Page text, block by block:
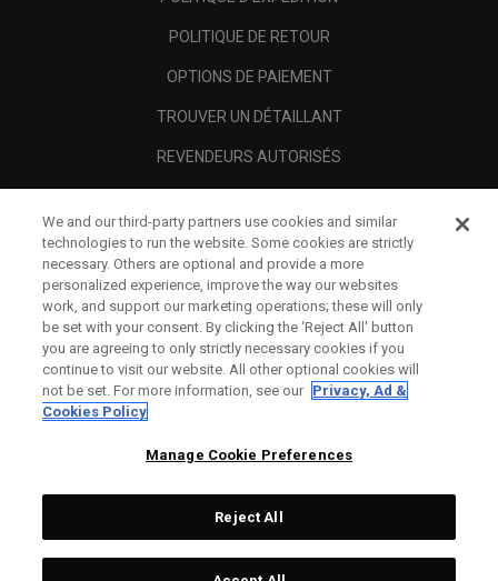
POLITIQUE DE RETOUR
OPTIONS DE PAIEMENT
TROUVER UN DÉTAILLANT
REVENDEURS AUTORISÉS
A PROPOS
MENTIONS LÉGALES
Topgolf Callaway Brands.
We and our third-party partners use cookies and similar
technologies to run the website. Some cookies are strictly
necessary. Others are optional and provide a more
personalized experience, improve the way our websites
work, and support our marketing operations; these will only
be set with your consent. By clicking the ‘Reject All' button
you are agreeing to only strictly necessary cookies if you
continue to visit our website. All other optional cookies will
not be set. For more information, see our Privacy, Ad &
Cookies Policy
Manage Cookie Preferences
Reject All